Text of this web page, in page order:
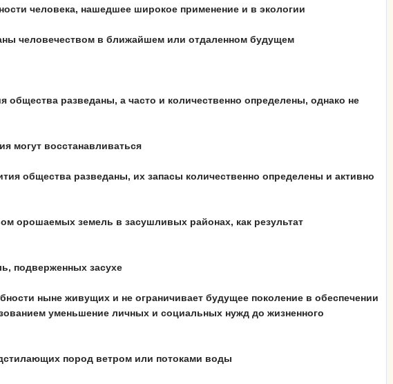
человека, нашедшее широкое применение и в экологии
человечеством в ближайшем или отдаленном будущем
общества разведаны, а часто и количественно определены, однако не
могут восстанавливаться
общества разведаны, их запасы количественно определены и активно
орошаемых земель в засушливых районах, как результат
подверженных засухе
ныне живущих и не ограничивает будущее поколение в обеспечении
уменьшение личных и социальных нужд до жизненного
пород ветром или потоками воды